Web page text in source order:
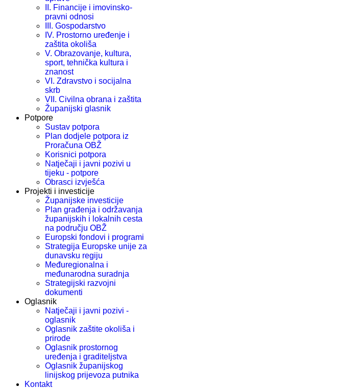
II. Financije i imovinsko-
pravni odnosi
III. Gospodarstvo
IV. Prostorno uređenje i
zaštita okoliša
V. Obrazovanje, kultura,
sport, tehnička kultura i
znanost
VI. Zdravstvo i socijalna
skrb
VII. Civilna obrana i zaštita
Županijski glasnik
Potpore
Sustav potpora
Plan dodjele potpora iz
Proračuna OBŽ
Korisnici potpora
Natječaji i javni pozivi u
tijeku - potpore
Obrasci izvješća
Projekti i investicije
Županijske investicije
Plan građenja i održavanja
županijskih i lokalnih cesta
na području OBŽ
Europski fondovi i programi
Strategija Europske unije za
dunavsku regiju
Međuregionalna i
međunarodna suradnja
Strategijski razvojni
dokumenti
Oglasnik
Natječaji i javni pozivi -
oglasnik
Oglasnik zaštite okoliša i
prirode
Oglasnik prostornog
uređenja i graditeljstva
Oglasnik županijskog
linijskog prijevoza putnika
Kontakt